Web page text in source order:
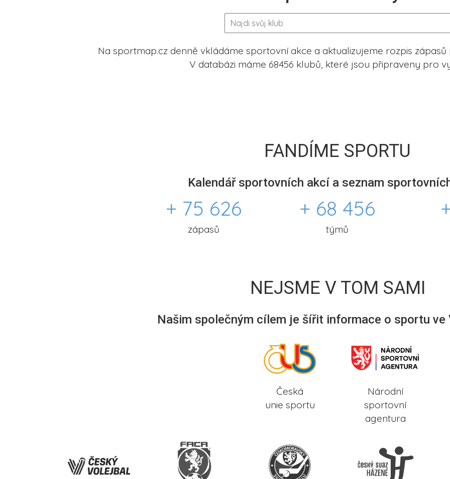
Na sportmap.cz denně vkládáme sportovní akce a aktualizujeme rozpis
V databázi máme 68456 klubů, které jsou připraveny pro
FANDÍME SPORTU
Kalendář sportovních akcí a seznam
+ 75 626
zápasů
+ 68 456
týmů
NEJSME V TOM SAMI
Našim společným cílem je šířit informace o sportu ve
Česká
unie sportu
Národní
sportovní
agentura